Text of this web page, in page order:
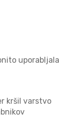
uporabljala
kršil varstvo